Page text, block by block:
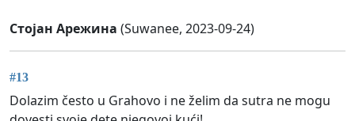
Стојан Арежина (Suwanee, 2023-09-24)
#13
Dolazim često u Grahovo i ne želim da sutra ne mogu